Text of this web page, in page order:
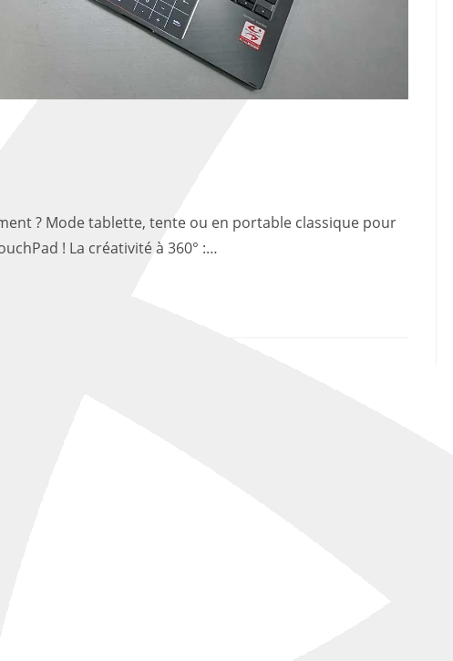
? Mode tablette, tente ou en portable classique pour
! La créativité à 360° :…